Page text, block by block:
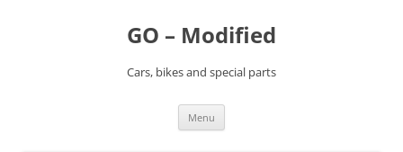
GO – Modified
Cars, bikes and special parts
Menu